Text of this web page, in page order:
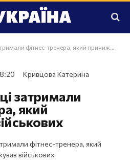
фітнес-тренера, який принижував військових
Кривцова Катерина
затримали
який